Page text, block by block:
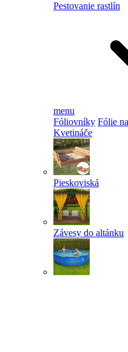
Pestovanie rastlín
menu
Fóliovníky Fólie
Kvetináče
Pieskoviská
Závesy do altánku